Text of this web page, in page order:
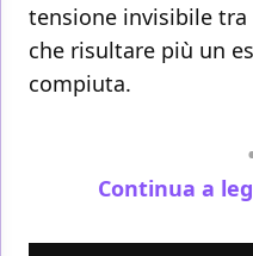
tensione invisibile tra
che risultare più un
compiuta.
Continua a